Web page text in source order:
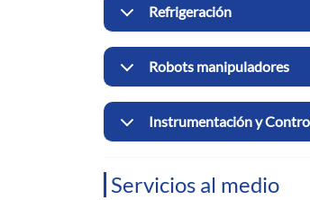
Refrigeración
Robots manipuladores
Instrumentación y
Servicios al medio